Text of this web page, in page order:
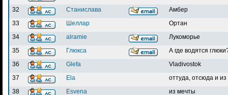
32
Станислава
Амбер
33
Шеллар
Ортан
34
alramie
Лукоморье
35
Глюкса
А где водятся
36
Glefa
Vladivostok
37
Ela
оттуда, отсюда и
38
Esvena
из мечты